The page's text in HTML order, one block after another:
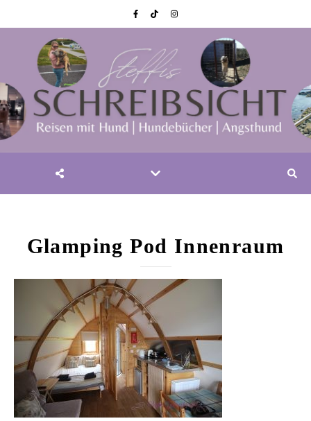
Glamping Pod Innenraum